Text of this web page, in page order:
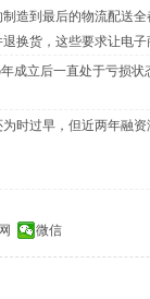
造到最后的物流配送
换货，这些要求让电
立后一直处于亏损状
过早，但近两年融资
微信